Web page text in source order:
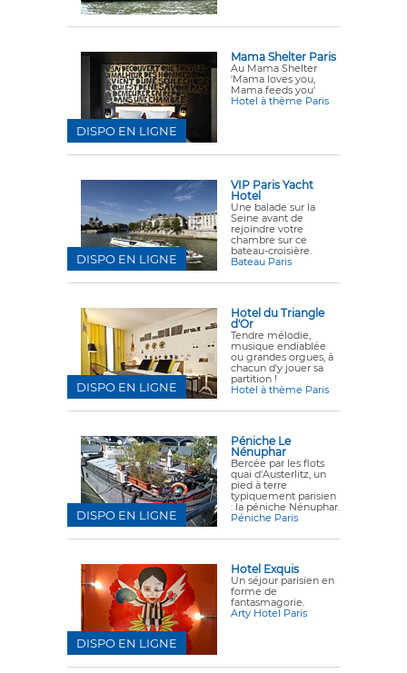
Mama Shelter Paris
Au Mama Shelter
'Mama loves you,
Mama feeds you'
Hotel à thème Paris
DISPO EN LIGNE
VIP Paris Yacht
Hotel
Une balade sur la
Seine avant de
rejoindre votre
chambre sur ce
bateau-croisière.
Bateau Paris
DISPO EN LIGNE
Hotel du Triangle
d'Or
Tendre mélodie,
musique endiablée
ou grandes orgues, à
chacun d'y jouer sa
partition !
Hotel à thème Paris
DISPO EN LIGNE
Péniche Le
Nénuphar
Bercée par les flots
quai d'Austerlitz, un
pied à terre
typiquement parisien
: la péniche Nénuphar.
Péniche Paris
DISPO EN LIGNE
Hotel Exquis
Un séjour parisien en
forme de
fantasmagorie.
Arty Hotel Paris
DISPO EN LIGNE